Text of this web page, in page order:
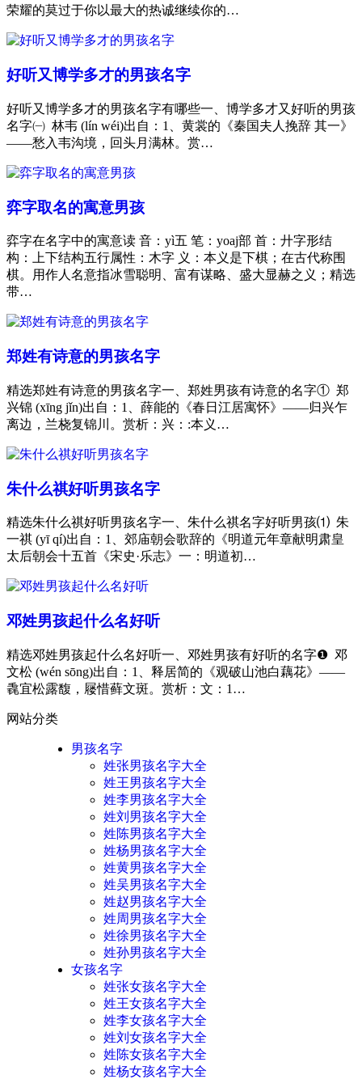
荣耀的莫过于你以最大的热诚继续你的…
好听又博学多才的男孩名字
好听又博学多才的男孩名字有哪些一、博学多才又好听的男孩
名字㈠ 林韦 (lín wéi)出自：1、黄裳的《秦国夫人挽辞 其一》
——愁入韦沟境，回头月满林。赏…
弈字取名的寓意男孩
弈字在名字中的寓意读 音：yì五 笔：yoaj部 首：廾字形结
构：上下结构五行属性：木字 义：本义是下棋；在古代称围
棋。用作人名意指冰雪聪明、富有谋略、盛大显赫之义；精选
带…
郑姓有诗意的男孩名字
精选郑姓有诗意的男孩名字一、郑姓男孩有诗意的名字① 郑
兴锦 (xīng jǐn)出自：1、薛能的《春日江居寓怀》——归兴乍
离边，兰桡复锦川。赏析：兴：:本义…
朱什么祺好听男孩名字
精选朱什么祺好听男孩名字一、朱什么祺名字好听男孩⑴ 朱
一祺 (yī qí)出自：1、郊庙朝会歌辞的《明道元年章献明肃皇
太后朝会十五首《宋史·乐志》一：明道初…
邓姓男孩起什么名好听
精选邓姓男孩起什么名好听一、邓姓男孩有好听的名字❶ 邓
文松 (wén sōng)出自：1、释居简的《观破山池白藕花》——
毳宜松露馥，屦惜藓文斑。赏析：文：1…
网站分类
男孩名字
姓张男孩名字大全
姓王男孩名字大全
姓李男孩名字大全
姓刘男孩名字大全
姓陈男孩名字大全
姓杨男孩名字大全
姓黄男孩名字大全
姓吴男孩名字大全
姓赵男孩名字大全
姓周男孩名字大全
姓徐男孩名字大全
姓孙男孩名字大全
女孩名字
姓张女孩名字大全
姓王女孩名字大全
姓李女孩名字大全
姓刘女孩名字大全
姓陈女孩名字大全
姓杨女孩名字大全